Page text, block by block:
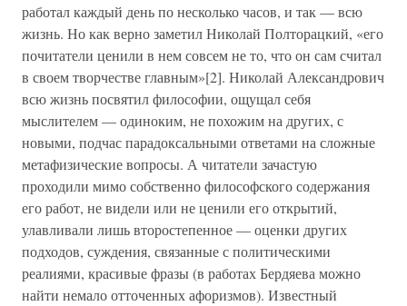
работал каждый день по несколько часов, и так — всю
жизнь. Но как верно заметил Николай Полторацкий, «его
почитатели ценили в нем совсем не то, что он сам считал
в своем творчестве главным»[2]. Николай Александрович
всю жизнь посвятил философии, ощущал себя
мыслителем — одиноким, не похожим на других, с
новыми, подчас парадоксальными ответами на сложные
метафизические вопросы. А читатели зачастую
проходили мимо собственно философского содержания
его работ, не видели или не ценили его открытий,
улавливали лишь второстепенное — оценки других
подходов, суждения, связанные с политическими
реалиями, красивые фразы (в работах Бердяева можно
найти немало отточенных афоризмов). Известный